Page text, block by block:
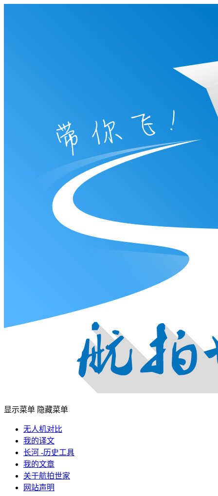
显示菜单 隐藏菜单
无人机对比
我的译文
长河 -历史工具
我的文章
关于航拍世家
网站声明